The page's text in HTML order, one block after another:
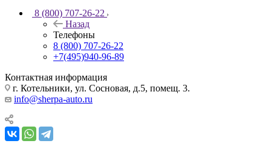
8 (800) 707-26-22
Назад
Телефоны
8 (800) 707-26-22
+7(495)940-96-89
Контактная информация
г. Котельники, ул. Сосновая, д.5, помещ. 3.
info@sherpa-auto.ru